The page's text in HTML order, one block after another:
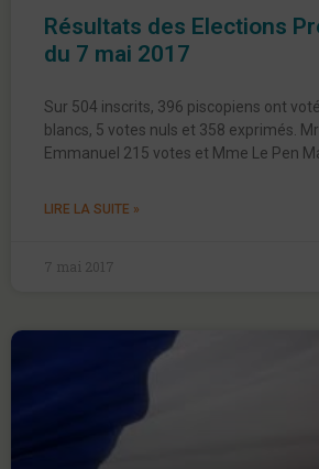
Résultats des Elections
du 7 mai 2017
Sur 504 inscrits, 396 piscopiens ont
blancs, 5 votes nuls et 358 exprimés.
Emmanuel 215 votes et Mme Le Pen
LIRE LA SUITE »
7 mai 2017